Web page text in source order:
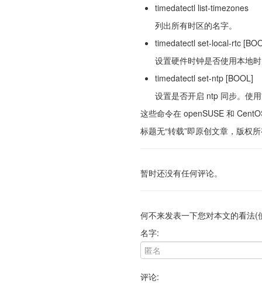
timedatectl list-timezones
列出所有时区的名字。
timedatectl set-local-rtc
设置硬件时钟是否使用本地
timedatectl set-ntp [BOOL]
设置是否开启 ntp 同步。使
这些命令在 openSUSE 和
标题无“转载”即原创文章，版权
暂时还没有任何评论。
何不来发表一下您对本文的看法(
名字:
评论: